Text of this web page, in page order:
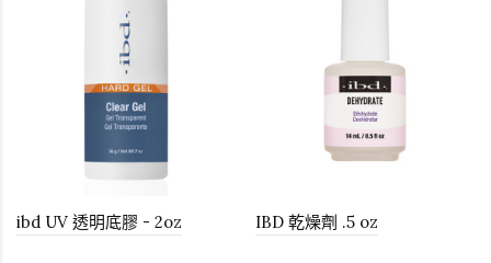
ibd UV 透明底膠 - 2oz IBD 乾燥劑 .5 oz